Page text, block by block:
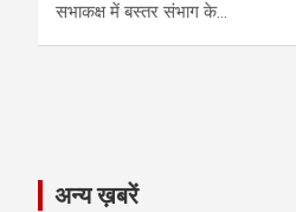
सभाकक्ष में बस्तर संभाग के…
अन्य ख़बरें